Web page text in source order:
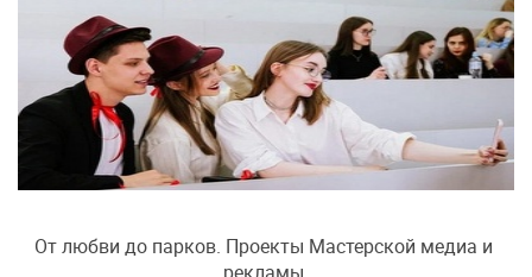
От любви до парков. Проекты Мастерской медиа и